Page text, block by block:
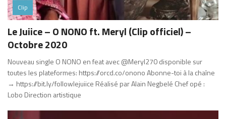
Clip
Le Juiice – O NONO ft. Meryl (Clip officiel) –
Octobre 2020
Nouveau single O NONO en feat avec @Meryl270 disponible sur
toutes les plateformes: https://orcd.co/onono Abonne-toi à la chaîne
→ https://bit.ly/followlejuiice Réalisé par Alain Negbelé Chef opé :
Lobo Direction artistique